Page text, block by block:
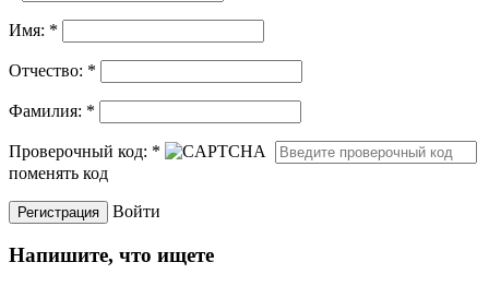
Имя: *
Отчество: *
Фамилия: *
Проверочный код: *
поменять код
Войти
Напишите, что ищете